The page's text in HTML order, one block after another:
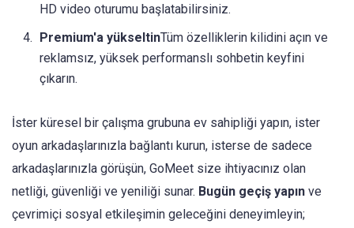
HD video oturumu başlatabilirsiniz.
Premium'a yükseltinTüm özelliklerin kilidini açın ve
reklamsız, yüksek performanslı sohbetin keyfini
çıkarın.
İster küresel bir çalışma grubuna ev sahipliği yapın, ister
oyun arkadaşlarınızla bağlantı kurun, isterse de sadece
arkadaşlarınızla görüşün, GoMeet size ihtiyacınız olan
netliği, güvenliği ve yeniliği sunar. Bugün geçiş yapın ve
çevrimiçi sosyal etkileşimin geleceğini deneyimleyin;